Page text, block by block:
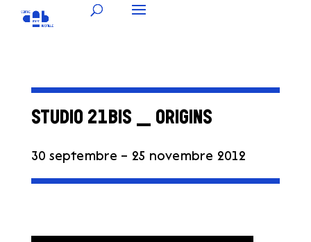
STUDIO 21BIS _ ORIGINS
30 septembre – 25 novembre 2012